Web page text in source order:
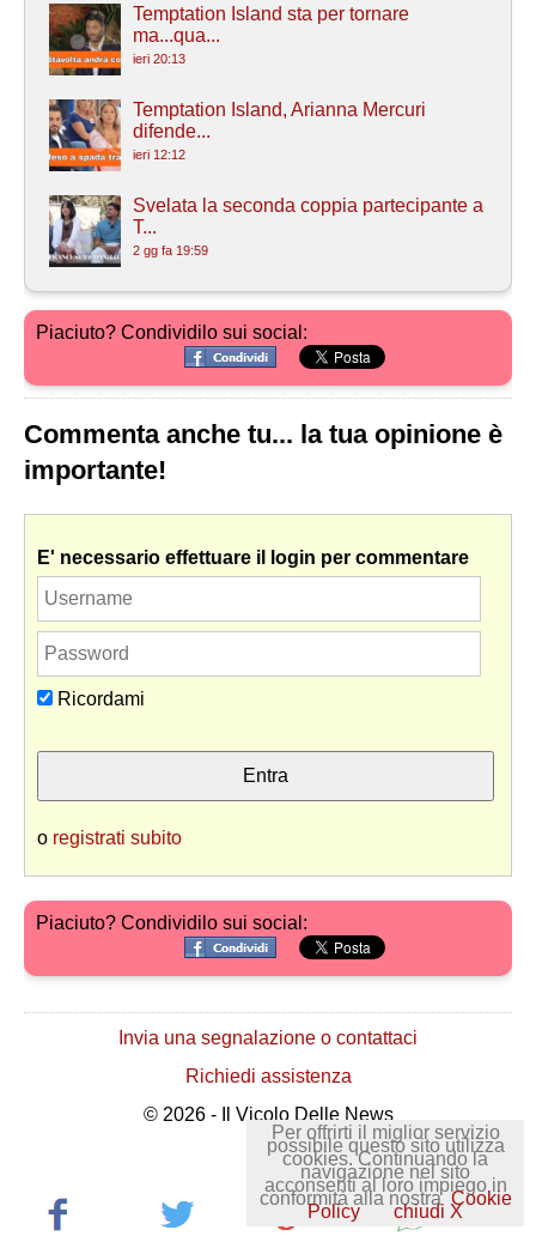
Temptation Island sta per tornare
ma...qua...
ieri 20:13
Temptation Island, Arianna Mercuri
difende...
ieri 12:12
Svelata la seconda coppia partecipante a
T...
2 gg fa 19:59
Piaciuto? Condividilo sui social:
Commenta anche tu... la tua opinione è
importante!
E' necessario effettuare il login per commentare
Ricordami
o registrati subito
Piaciuto? Condividilo sui social:
Invia una segnalazione o contattaci
Richiedi assistenza
© 2026 - Il Vicolo Delle News
Per offrirti il miglior servizio
possibile questo sito utilizza
cookies. Continuando la
navigazione nel sito
acconsenti al loro impiego in
conformità alla nostra Cookie
Policy chiudi X